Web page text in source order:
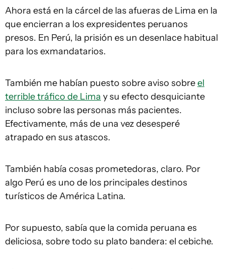
Ahora está en la cárcel de las afueras de Lima en la
que encierran a los expresidentes peruanos
presos. En Perú, la prisión es un desenlace habitual
para los exmandatarios.
También me habían puesto sobre aviso sobreel
terrible tráfico de Lima y su efecto desquiciante
incluso sobre las personas más pacientes.
Efectivamente, más de una vez desesperé
atrapado en sus atascos.
También había cosas prometedoras, claro. Por
algo Perú es uno de los principales destinos
turísticos de América Latina.
Por supuesto, sabía que la comida peruana es
deliciosa, sobre todo su plato bandera: el cebiche.